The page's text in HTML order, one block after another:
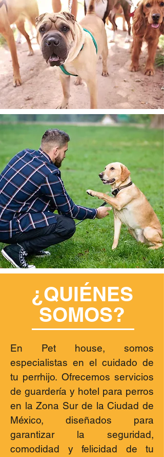
¿QUIÉNES
SOMOS?
En Pet house, somos
especialistas en el cuidado de
tu perrhijo. Ofrecemos servicios
de guardería y hotel para perros
en la Zona Sur de la Ciudad de
México, diseñados para
garantizar la seguridad,
comodidad y felicidad de tu